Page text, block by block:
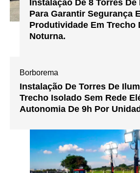
Instalação De 8 Torres
Para Garantir Segurança
Produtividade Em Trecho
Noturna.
Borborema
Instalação De Torres De
Trecho Isolado Sem Rede
Autonomia De 9h Por